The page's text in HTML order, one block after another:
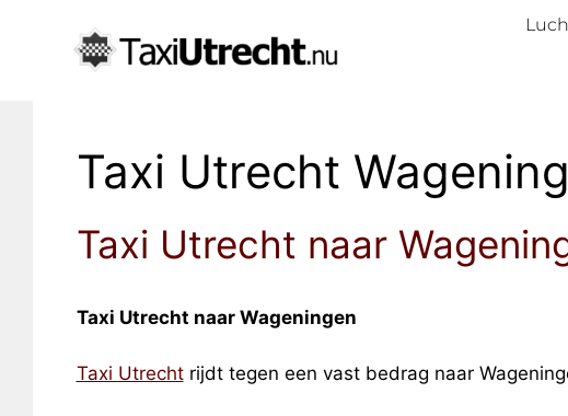
Taxi Utrecht
Taxi Utrecht naar
Taxi Utrecht naar Wageningen
Taxi Utrechtrijdt tegen een vast bedrag naar